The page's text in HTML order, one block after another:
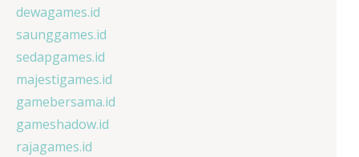
dewagames.id
saunggames.id
sedapgames.id
majestigames.id
gamebersama.id
gameshadow.id
rajagames.id